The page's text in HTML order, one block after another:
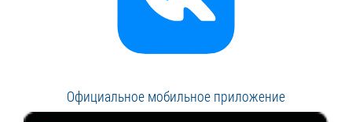
Официальное мобильное приложение